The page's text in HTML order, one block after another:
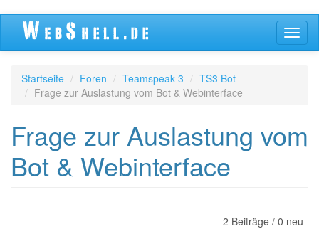
Direkt
Inhalt
Startseite Foren Teamspeak 3
TS3 Bot
Frage zur Auslastung vom Bot & Webinterface
Frage zur Auslastung vom
Bot & Webinterface
2 Beiträge / 0 neu